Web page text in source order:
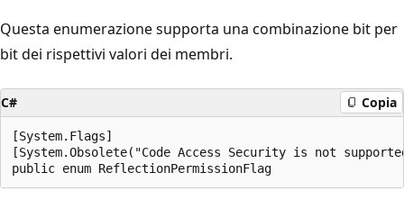
Questa enumerazione supporta una combinazione bit per
bit dei rispettivi valori dei membri.
C# Copia
[System.Flags]
[System.Obsolete("Code Access Security is not
public enum ReflectionPermissionFlag